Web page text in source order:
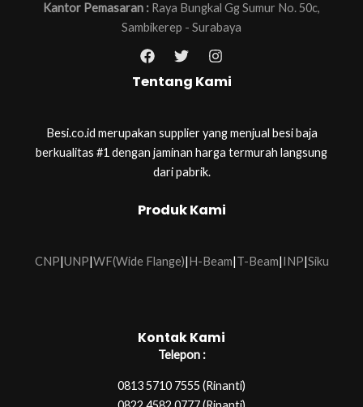
Kantor Pemasaran : Raya Bungkal Gg Sumur No. 50c,
Sambikerep - Surabaya
Tentang Kami
Besi.co.id merupakan supplier yang menjual besi baja
berkualitas #1 dengan jaminan harga termurah langsung
dari pabrik.
Produk Kami
CNP|UNP|WF(Wide Flange)|H-Beam|T-Beam|INP|Siku
Kontak Kami
Telepon :
0813 5710 7555 (Rinanti)